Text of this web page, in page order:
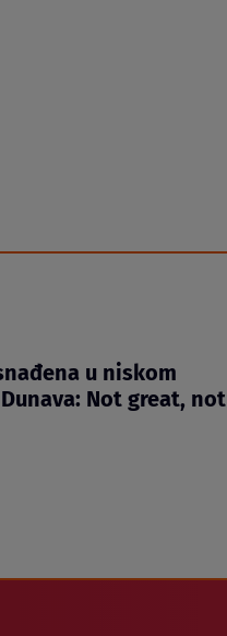
u niskom
Not great, not